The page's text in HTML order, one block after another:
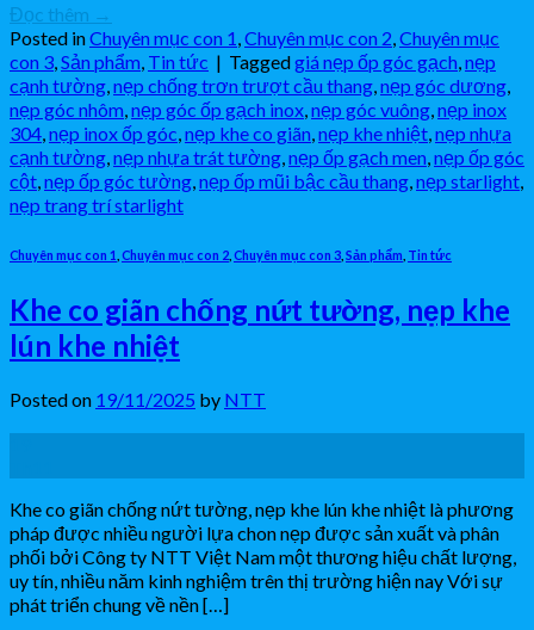
Đọc thêm →
Posted inChuyên mục con 1 Chuyên mục con 2 Chuyên mục
con 3 Sản phẩm Tin tức | Taggedgiá nẹp ốp góc gạch nẹp
cạnh tường nẹp chống trơn trượt cầu thang nẹp góc dương
nẹp góc nhôm nẹp góc ốp gạch inox nẹp góc vuông nẹp inox
304 nẹp inox ốp góc nẹp khe co giãn nẹp khe nhiệt nẹp nhựa
cạnh tường nẹp nhựa trát tường nẹp ốp gạch men nẹp ốp góc
cột nẹp ốp góc tường nẹp ốp mũi bậc cầu thang nẹp starlight
nẹp trang trí starlight
Chuyên mục con 1 Chuyên mục con 2 Chuyên mục con 3 Sản phẩm Tin tức
Khe co giãn chống nứt tường, nẹp khe
lún khe nhiệt
Posted on 19/11/2025 by NTT
Khe co giãn chống nứt tường, nẹp khe lún khe nhiệt là phương
pháp được nhiều người lựa chon nẹp được sản xuất và phân
phối bởi Công ty NTT Việt Nam một thương hiệu chất lượng,
uy tín, nhiều năm kinh nghiệm trên thị trường hiện nay Với sự
phát triển chung về nền […]